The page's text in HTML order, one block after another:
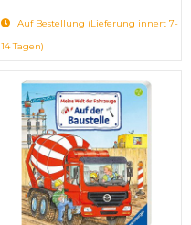
Auf Bestellung (Lieferung innert 7-
14 Tagen)